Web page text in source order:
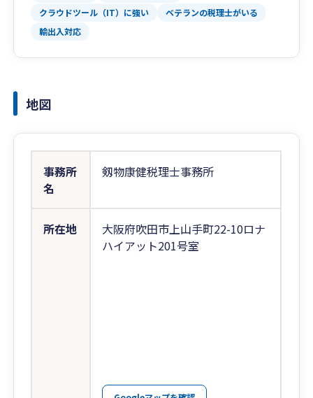
クラウドツール（IT）に強い
ベテランの税理士がいる
輸出入対応
地図
事務所
名
剱物康健税理士事務所
所在地
大阪府吹田市上山手町22-10ロナ
ハイアット201号室